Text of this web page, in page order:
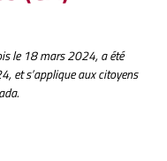
le 18 mars 2024, a été
et s’applique aux citoyens